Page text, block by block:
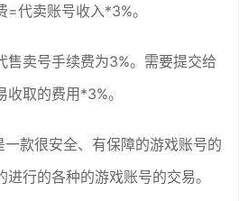
代卖账号收入*3%。
售卖号手续费为3%。需要提交给
取的费用*3%。
款很安全、有保障的游戏账号的
行的各种的游戏账号的交易。